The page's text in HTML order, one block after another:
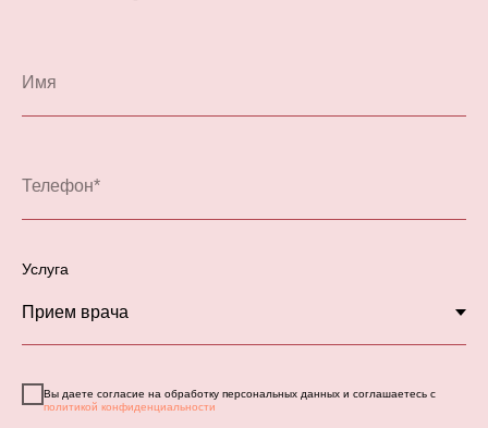
Услуга
Вы даете согласие на обработку персональных данных и соглашаетесь с
политикой конфиденциальности